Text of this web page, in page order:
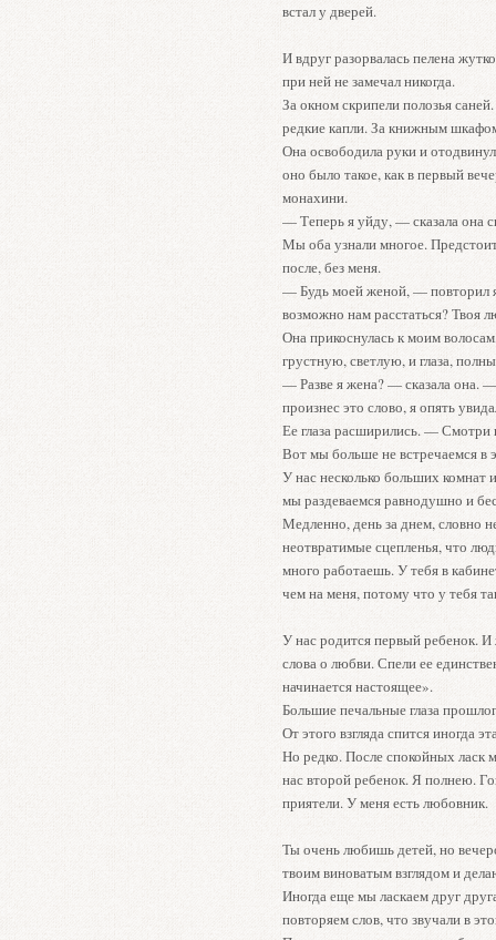
встал у дверей.
И вдруг разорвалась пелена
при ней не замечал никогда.
За окном скрипели полозья
редкие капли. За книжным
Она освободила руки и
оно было такое, как в первый
монахини.
— Теперь я уйду, — сказала она
Мы оба узнали многое.
после, без меня.
— Будь моей женой, — повторил
возможно нам расстаться? Твоя
Она прикоснулась к моим
грустную, светлую, и глаза,
— Разве я жена? — сказала она.
произнес это слово, я опять
Ее глаза расширились. — Смотри
Вот мы больше не встречаемся в
У нас несколько больших
мы раздеваемся равнодушно и
Медленно, день за днем, словно
неотвратимые сцепленья, что
много работаешь. У тебя в
чем на меня, потому что у тебя
У нас родится первый ребенок. И
слова о любви. Спели ее
начинается настоящее».
Большие печальные глаза
От этого взгляда спится иногда
Но редко. После спокойных
нас второй ребенок. Я полнею.
приятели. У меня есть любовник.
Ты очень любишь детей, но
твоим виноватым взглядом и
Иногда еще мы ласкаем друг
повторяем слов, что звучали в